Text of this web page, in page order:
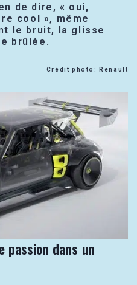
de dire,« oui,
cool », même
le bruit, la glisse
brûlée.
Crédit photo: Renault
passion dans un